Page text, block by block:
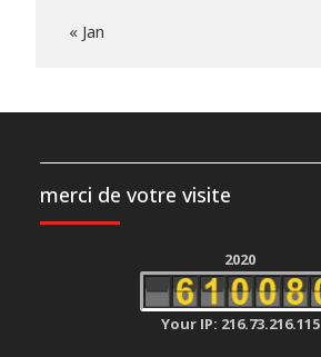
« Jan
merci de votre visite
2020
Your IP: 216.73.216.115